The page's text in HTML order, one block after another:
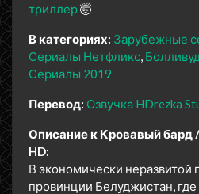
триллер🤯
В категориях: Зарубежные
Сериалы Нетфликс Болливуд
Сериалы 2019
Перевод: Озвучка HDrezka
Описание к Кровавый бард
HD:
В экономически неразвитой
провинции Белуджистан,